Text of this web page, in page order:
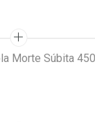
Morte Súbita